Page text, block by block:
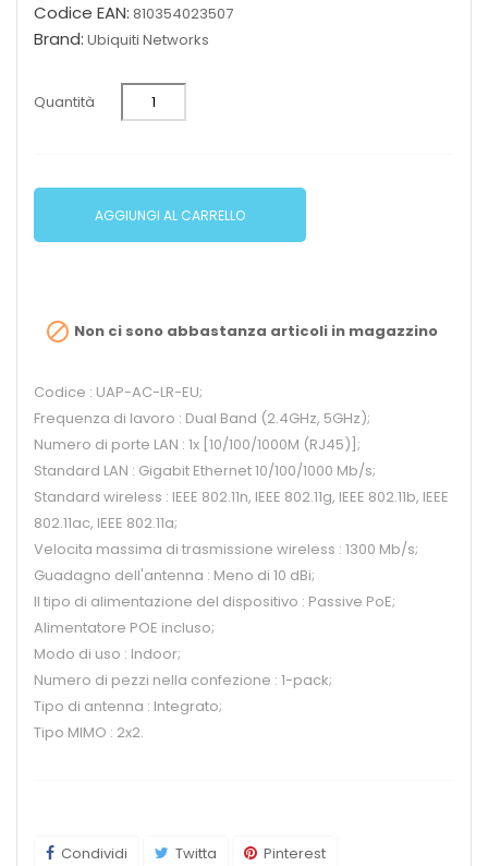
Codice EAN: 810354023507
Brand: Ubiquiti Networks
Quantità
AGGIUNGI AL CARRELLO
 Non ci sono abbastanza articoli in magazzino
Codice : UAP-AC-LR-EU;
Frequenza di lavoro : Dual Band (2.4GHz, 5GHz);
Numero di porte LAN : 1x [10/100/1000M (RJ45)];
Standard LAN : Gigabit Ethernet 10/100/1000 Mb/s;
Standard wireless : IEEE 802.11n, IEEE 802.11g, IEEE 802.11b, IEEE
802.11ac, IEEE 802.11a;
Velocita massima di trasmissione wireless : 1300 Mb/s;
Guadagno dell'antenna : Meno di 10 dBi;
Il tipo di alimentazione del dispositivo : Passive PoE;
Alimentatore POE incluso;
Modo di uso : Indoor;
Numero di pezzi nella confezione : 1-pack;
Tipo di antenna : Integrato;
Tipo MIMO : 2x2.
Condividi Twitta Pinterest